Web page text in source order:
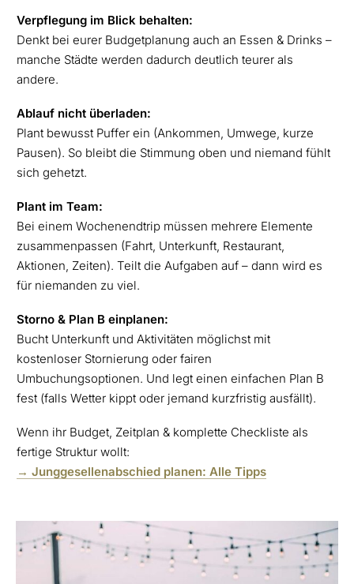
Verpflegung im Blick behalten:
Denkt bei eurer Budgetplanung auch an Essen & Drinks –
manche Städte werden dadurch deutlich teurer als
andere.
Ablauf nicht überladen:
Plant bewusst Puffer ein (Ankommen, Umwege, kurze
Pausen). So bleibt die Stimmung oben und niemand fühlt
sich gehetzt.
Plant im Team:
Bei einem Wochenendtrip müssen mehrere Elemente
zusammenpassen (Fahrt, Unterkunft, Restaurant,
Aktionen, Zeiten). Teilt die Aufgaben auf – dann wird es
für niemanden zu viel.
Storno & Plan B einplanen:
Bucht Unterkunft und Aktivitäten möglichst mit
kostenloser Stornierung oder fairen
Umbuchungsoptionen. Und legt einen einfachen Plan B
fest (falls Wetter kippt oder jemand kurzfristig ausfällt).
Wenn ihr Budget, Zeitplan & komplette Checkliste als
fertige Struktur wollt:
→ Junggesellenabschied planen: Alle Tipps